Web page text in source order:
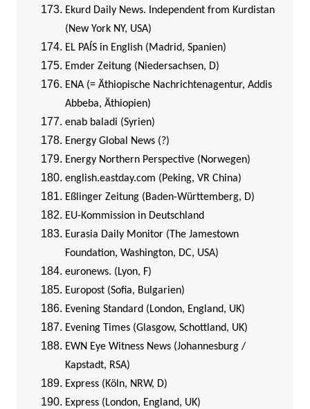
Ekurd Daily News. Independent from Kurdistan
(New York NY, USA)
EL PAÍS in English (Madrid, Spanien)
Emder Zeitung (Niedersachsen, D)
ENA (= Äthiopische Nachrichtenagentur, Addis
Abbeba, Äthiopien)
enab baladi (Syrien)
Energy Global News (?)
Energy Northern Perspective (Norwegen)
english.eastday.com (Peking, VR China)
Eßlinger Zeitung (Baden-Württemberg, D)
EU-Kommission in Deutschland
Eurasia Daily Monitor (The Jamestown
Foundation, Washington, DC, USA)
euronews. (Lyon, F)
Europost (Sofia, Bulgarien)
Evening Standard (London, England, UK)
Evening Times (Glasgow, Schottland, UK)
EWN Eye Witness News (Johannesburg /
Kapstadt, RSA)
Express (Köln, NRW, D)
Express (London, England, UK)